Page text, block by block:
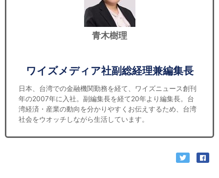
青木樹理
ワイズメディア社副総経理兼編集長
日本、台湾での金融機関勤務を経て、ワイズニュース創刊
年の2007年に入社。副編集長を経て20年より編集長。台
湾経済・産業の動向を分かりやすくお伝えするため、台湾
社会をウオッチしながら生活しています。